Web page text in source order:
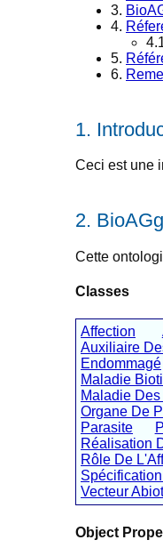
3.
4.
5.
6.
Ceci est une
Cette
Classes
Affection
Auxiliaire
Endommagé
Maladie
Maladie
Organe De
Parasite
Réalisation
Rôle De
Vecteur
Object